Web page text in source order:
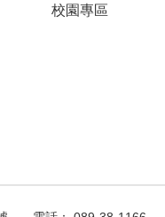
校園專區